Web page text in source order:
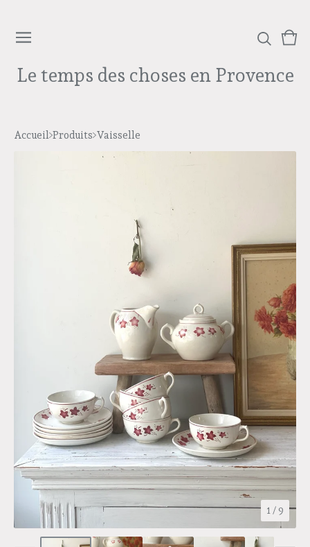
Le temps des choses en Provence
0
Accueil Produits Vaisselle
1 / 9